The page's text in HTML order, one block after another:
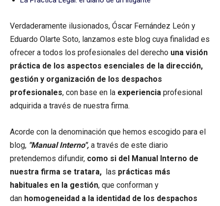
Verdaderamente ilusionados, Óscar Fernández León y
Eduardo Olarte Soto, lanzamos este blog cuya finalidad es
ofrecer a todos los profesionales del derecho una visión
práctica de los aspectos esenciales de la dirección,
gestión y organización de los despachos
profesionales, con base en la experiencia profesional
adquirida a través de nuestra firma.
Acorde con la denominación que hemos escogido para el
blog, "Manual Interno", a través de este diario
pretendemos difundir, como si del Manual Interno de
nuestra firma se tratara, las prácticas más
habituales en la gestión, que conforman y
dan homogeneidad a la identidad de los despachos